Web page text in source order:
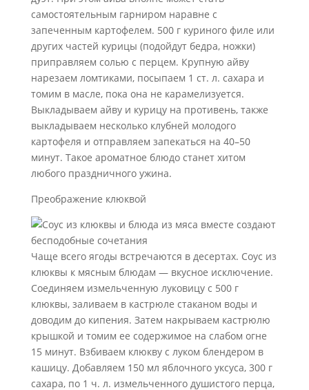
самостоятельным гарниром наравне с
запеченным картофелем. 500 г куриного филе или
других частей курицы (подойдут бедра, ножки)
приправляем солью с перцем. Крупную айву
нарезаем ломтиками, посыпаем 1 ст. л. сахара и
томим в масле, пока она не карамелизуется.
Выкладываем айву и курицу на противень, также
выкладываем несколько клубней молодого
картофеля и отправляем запекаться на 40–50
минут. Такое ароматное блюдо станет хитом
любого праздничного ужина.
Преображение клюквой
Чаще всего ягоды встречаются в десертах. Соус из
клюквы к мясным блюдам — вкусное исключение.
Соединяем измельченную луковицу с 500 г
клюквы, заливаем в кастрюле стаканом воды и
доводим до кипения. Затем накрываем кастрюлю
крышкой и томим ее содержимое на слабом огне
15 минут. Взбиваем клюкву с луком блендером в
кашицу. Добавляем 150 мл яблочного уксуса, 300 г
сахара, по 1 ч. л. измельченного душистого перца,